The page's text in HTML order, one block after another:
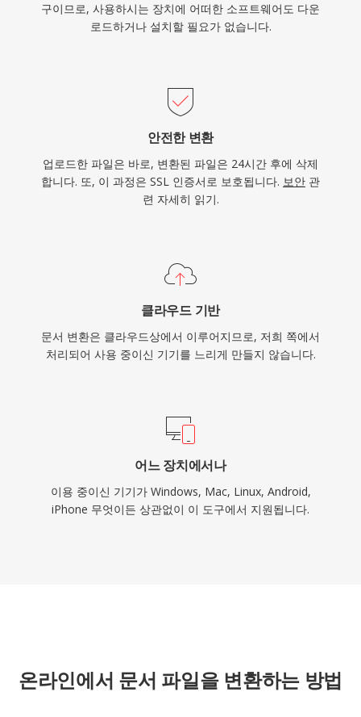
구이므로, 사용하시는 장치에 어떠한 소프트웨어도 다운
로드하거나 설치할 필요가 없습니다.
안전한 변환
업로드한 파일은 바로, 변환된 파일은 24시간 후에 삭제
합니다. 또, 이 과정은 SSL 인증서로 보호됩니다. 보안 관
련 자세히 읽기.
클라우드 기반
문서 변환은 클라우드상에서 이루어지므로, 저희 쪽에서
처리되어 사용 중이신 기기를 느리게 만들지 않습니다.
어느 장치에서나
이용 중이신 기기가 Windows, Mac, Linux, Android,
iPhone 무엇이든 상관없이 이 도구에서 지원됩니다.
온라인에서 문서 파일을 변환하는 방법